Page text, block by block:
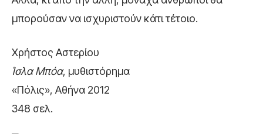
μπορούσαν να ισχυριστούν κάτι τέτοιο.
Χρήστος Αστερίου
Ίσλα Μπόα, μυθιστόρημα
«Πόλις», Αθήνα 2012
348 σελ.